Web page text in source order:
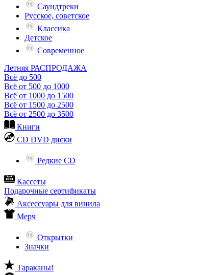
Саундтреки
Русское, советское
Классика
Детское
Современное
Летняя РАСПРОДАЖА
Всё до 500
Всё от 500 до 1000
Всё от 1000 до 1500
Всё от 1500 до 2500
Всё от 2500 до 3500
Книги
CD DVD диски
Редкие CD
Кассеты
Подарочные сертификаты
Аксессуары для винила
Мерч
Открытки
Значки
Тараканы!